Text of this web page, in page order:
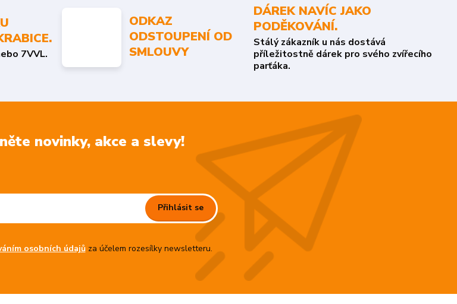
7VVL.
ODKAZ
ODSTOUPENÍ OD
SMLOUVY
DÁREK NAVÍC JAKO
PODĚKOVÁNÍ.
Stálý zákazník u nás dostává
příležitostně dárek pro svého zvířecího
parťáka.
novinky, akce a slevy!
Přihlásit se
osobních údajůza účelem rozesílky newsletteru.